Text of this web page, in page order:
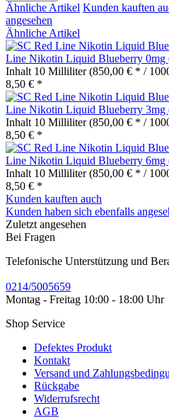
Ähnliche Artikel Kunden kauften
angesehen
Ähnliche Artikel
Line Nikotin Liquid Blueberry 0mg
Inhalt 10 Milliliter(850,00 € * /
8,50 € *
Line Nikotin Liquid Blueberry 3mg
Inhalt 10 Milliliter(850,00 € * /
8,50 € *
Line Nikotin Liquid Blueberry 6mg
Inhalt 10 Milliliter(850,00 € * /
8,50 € *
Kunden kauften auch
Kunden haben sich ebenfalls
Zuletzt angesehen
Bei Fragen
Telefonische Unterstützung und
0214/5005659
Montag - Freitag 10:00 - 18:00 Uhr
Shop Service
Defektes Produkt
Kontakt
Versand und
Rückgabe
Widerrufsrecht
AGB